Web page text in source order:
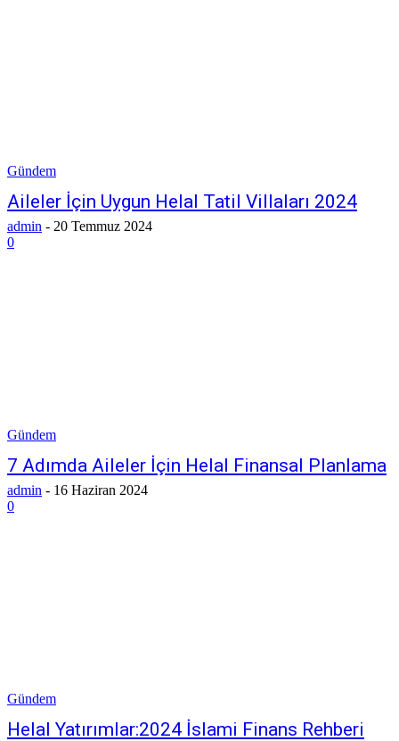
Gündem
Aileler İçin Uygun Helal Tatil Villaları 2024
admin - 20 Temmuz 2024
0
Gündem
7 Adımda Aileler İçin Helal Finansal Planlama
admin - 16 Haziran 2024
0
Gündem
Helal Yatırımlar:2024 İslami Finans Rehberi